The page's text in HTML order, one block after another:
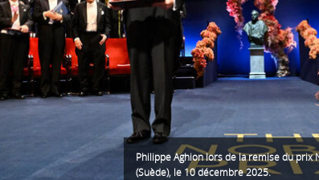
Philippe Aghion lors de la remise du prix
(Suède), le 10 décembre 2025.